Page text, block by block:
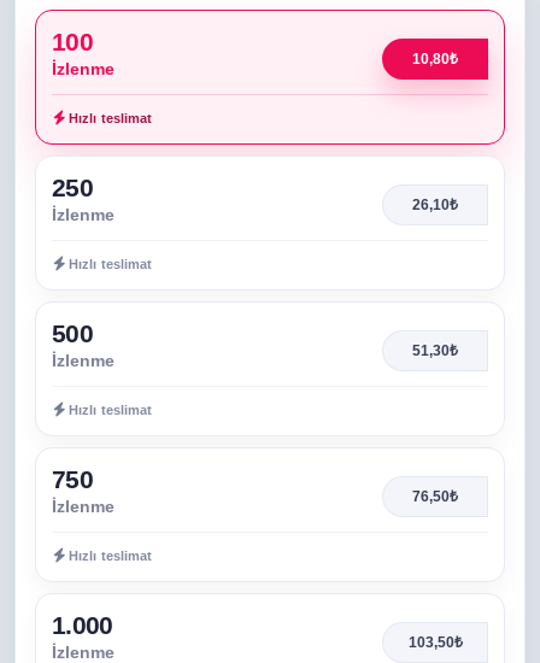
100
İzlenme 10,80₺
Hızlı teslimat
250
İzlenme 26,10₺
Hızlı teslimat
500
İzlenme 51,30₺
Hızlı teslimat
750
İzlenme 76,50₺
Hızlı teslimat
1.000
İzlenme 103,50₺